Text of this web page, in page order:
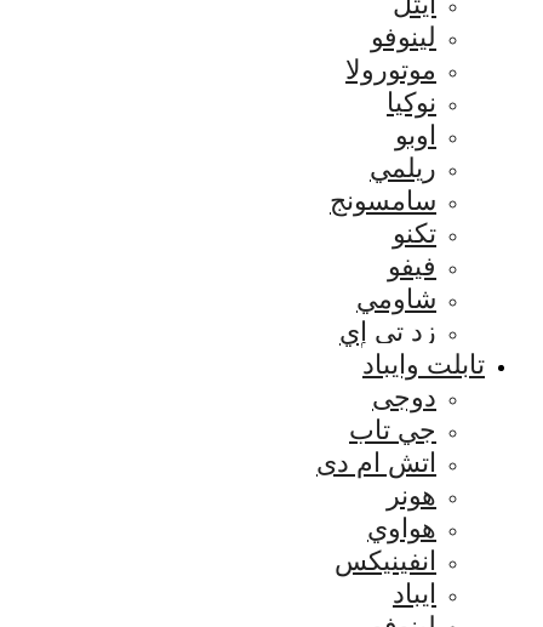
لينوفو
موتورولا
نوكيا
اوبو
ريلمي
سامسونج
تكنو
فيفو
شاومي
زد تي إي
تابلت وايباد
دوجى
جي تاب
اتش ام دى
هونر
هواوي
انفينيكس
ايباد